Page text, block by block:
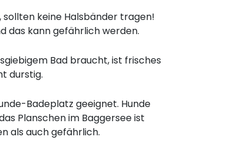
sollten keine Halsbänder tragen!
das kann gefährlich werden.
Bad braucht, ist frisches
durstig.
Badeplatz geeignet. Hunde
Planschen im Baggersee ist
als auch gefährlich.